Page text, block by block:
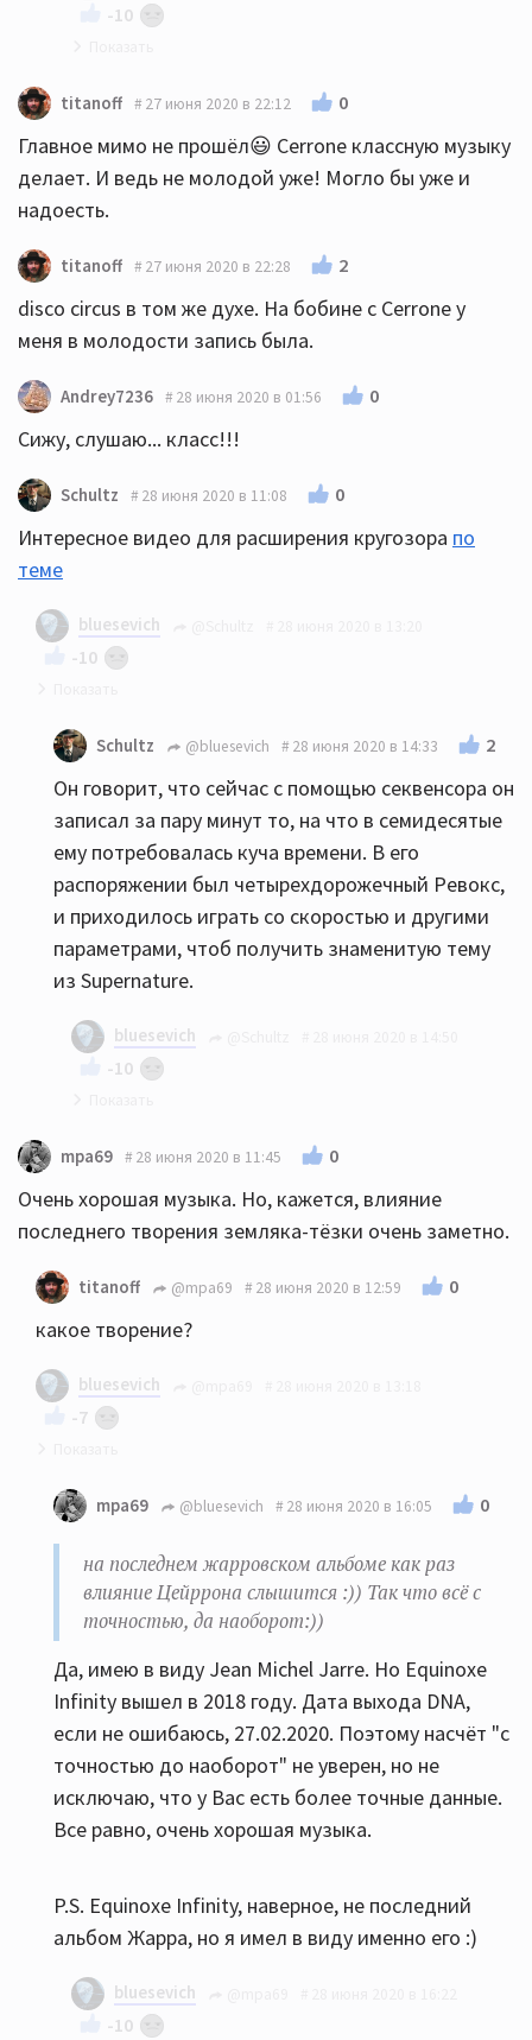
-10
В марте. Но вот наткнулся только вчера.
вкус. Ведь даже с роком заигрывал в начале
80-х.
titanoff 27 июня 2020 в 22:12 0
Главное мимо не прошёл😃 Cerrone классную музыку
делает. И ведь не молодой уже! Могло бы уже и
надоесть.
titanoff 27 июня 2020 в 22:28 2
disco circus в том же духе. На бобине с Cerrone у
меня в молодости запись была.
Andrey7236 28 июня 2020 в 01:56 0
Сижу, слушаю... класс!!!
Schultz 28 июня 2020 в 11:08 0
Интересное видео для расширения кругозора по
теме
bluesevich
-10
Жаль я ни французского, ни английского не знаю :
Schultz @bluesevich 28 июня 2020 в 14:33 2
Он говорит, что сейчас с помощью секвенсора он
записал за пару минут то, на что в семидесятые
ему потребовалась куча времени. В его
распоряжении был четырехдорожечный Ревокс,
и приходилось играть со скоростью и другими
параметрами, чтоб получить знаменитую тему
из Supernature.
bluesevich
-10
Спасибо за донесение сути:))
mpa69 28 июня 2020 в 11:45 0
Очень хорошая музыка. Но, кажется, влияние
последнего творения земляка-тёзки очень заметно.
titanoff @mpa69 28 июня 2020 в 12:59 0
какое творение?
bluesevich
-7
Вы наверно имеете в виду Жарра? Ну так Жан-
Марк пораньше начал, лет на десять. Да и на
последнем жарровском альбоме как раз влияние
Цейррона слышится :)) Так что всё с точностью, да
наоборот:))
mpa69 @bluesevich 28 июня 2020 в 16:05 0
на последнем жарровском альбоме как раз
влияние Цейррона слышится :)) Так что всё с
точностью, да наоборот:))
Да, имею в виду Jean Michel Jarre. Но Equinoxe
Infinity вышел в 2018 году. Дата выхода DNA,
если не ошибаюсь, 27.02.2020. Поэтому насчёт "с
точностью до наоборот" не уверен, но не
исключаю, что у Вас есть более точные данные.
Все равно, очень хорошая музыка.
P.S. Equinoxe Infinity, наверное, не последний
альбом Жарра, но я имел в виду именно его :)
bluesevich
-10